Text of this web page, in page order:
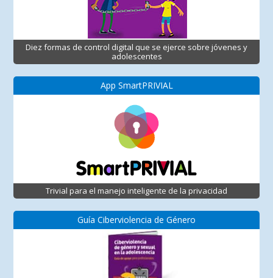
Diez formas de control digital que se ejerce sobre jóvenes y
adolescentes
App SmartPRIVIAL
Trivial para el manejo inteligente de la privacidad
Guía Ciberviolencia de Género